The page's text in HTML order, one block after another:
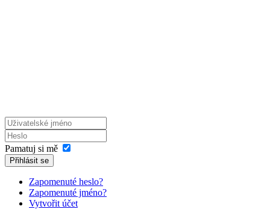
Pamatuj si mě
Přihlásit se
Zapomenuté heslo?
Zapomenuté jméno?
Vytvořit účet